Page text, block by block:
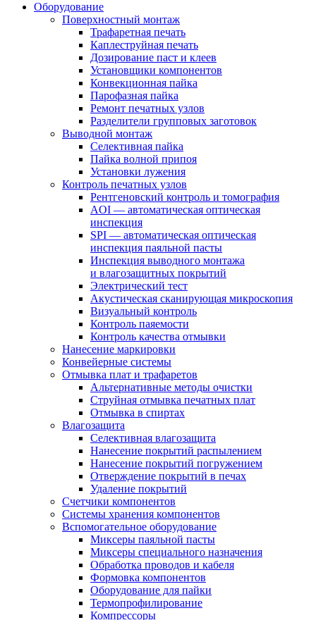
Оборудование
Поверхностный монтаж
Трафаретная печать
Каплеструйная печать
Дозирование паст и клеев
Установщики компонентов
Конвекционная пайка
Парофазная пайка
Ремонт печатных узлов
Разделители групповых заготовок
Выводной монтаж
Селективная пайка
Пайка волной припоя
Установки лужения
Контроль печатных узлов
Рентгеновский контроль и томография
AOI — автоматическая оптическая
инспекция
SPI — автоматическая оптическая
инспекция паяльной пасты
Инспекция выводного монтажа
и влагозащитных покрытий
Электрический тест
Акустическая сканирующая микроскопия
Визуальный контроль
Контроль паяемости
Контроль качества отмывки
Нанесение маркировки
Конвейерные системы
Отмывка плат и трафаретов
Альтернативные методы очистки
Струйная отмывка печатных плат
Отмывка в спиртах
Влагозащита
Селективная влагозащита
Нанесение покрытий распылением
Нанесение покрытий погружением
Отверждение покрытий в печах
Удаление покрытий
Счетчики компонентов
Системы хранения компонентов
Вспомогательное оборудование
Миксеры паяльной пасты
Миксеры специального назначения
Обработка проводов и кабеля
Формовка компонентов
Оборудование для пайки
Термопрофилирование
Компрессоры